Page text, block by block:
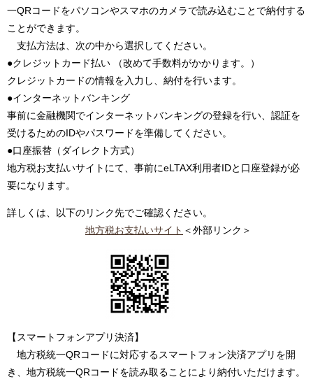
一QRコードをパソコンやスマホのカメラで読み込むことで納付する
ことができます。
支払方法は、次の中から選択してください。
●クレジットカード払い （改めて手数料がかかります。）
クレジットカードの情報を入力し、納付を行います。
●インターネットバンキング
事前に金融機関でインターネットバンキングの登録を行い、認証を
受けるためのIDやパスワードを準備してください。
●口座振替（ダイレクト方式）
地方税お支払いサイトにて、事前にeLTAX利用者IDと口座登録が必
要になります。
詳しくは、以下のリンク先でご確認ください。
地方税お支払いサイト ＜外部リンク＞
【スマートフォンアプリ決済】
地方税統一QRコードに対応するスマートフォン決済アプリを開
き、地方税統一QRコードを読み取ることにより納付いただけます。